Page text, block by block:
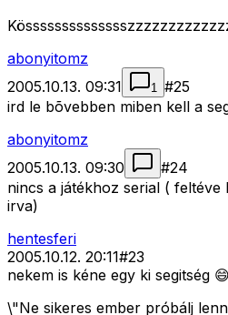
abonyitomz
2005.10.13. 09:31
1 #25
ird le bõvebben miben kell a
abonyitomz
2005.10.13. 09:30
#24
nincs a játékhoz serial ( feltéve
irva)
hentesferi
2005.10.12. 20:11#23
nekem is kéne egy ki segitség 😄
\"Ne sikeres ember próbálj